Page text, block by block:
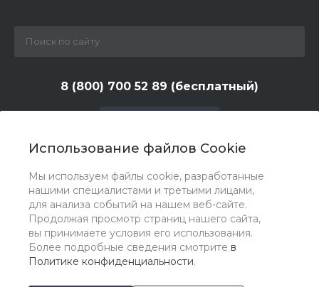
Использование файлов Cookie
Мы используем файлы cookie, разработанные
нашими специалистами и третьими лицами,
для анализа событий на нашем веб-сайте.
Продолжая просмотр страниц нашего сайта,
вы принимаете условия его использования.
Более подробные сведения смотрите в
Политике конфиденциальности.
8 (800) 700 52 89 (бесплатный)
zakaz@huntlandia.ru
г. Москва, ул. Адмирала Макарова, д. 6, стр. 13, 4-й
этаж